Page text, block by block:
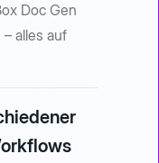
Doc Gen
alles auf